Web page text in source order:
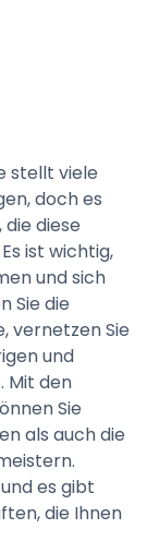
stellt viele
doch es
diese
ist wichtig,
und sich
Sie die
vernetzen Sie
und
Mit den
Sie
als auch die
es gibt
die Ihnen